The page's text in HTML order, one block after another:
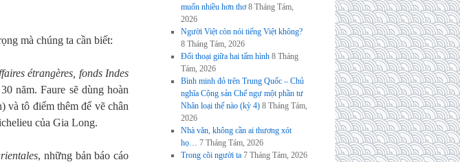
mà chúng ta cần biết:
étrangères, fonds Indes
năm. Faure sẽ dùng hoàn
và tô điểm thêm để vẽ chân
của Gia Long.
, những bản báo cáo
muốn nhiều hơn thơ 8 Tháng Tám,
2026
Người Việt còn nói tiếng Việt không?
8 Tháng Tám, 2026
Đối thoại giữa hai tấm hình 8 Tháng
Tám, 2026
Bình minh đỏ trên Trung Quốc – Chủ
nghĩa Cộng sản Chế ngự một phần tư
Nhân loại thế nào (kỳ 4) 8 Tháng Tám,
2026
Nhà văn, không cần ai thương xót
họ… 7 Tháng Tám, 2026
Trong cõi người ta 7 Tháng Tám, 2026